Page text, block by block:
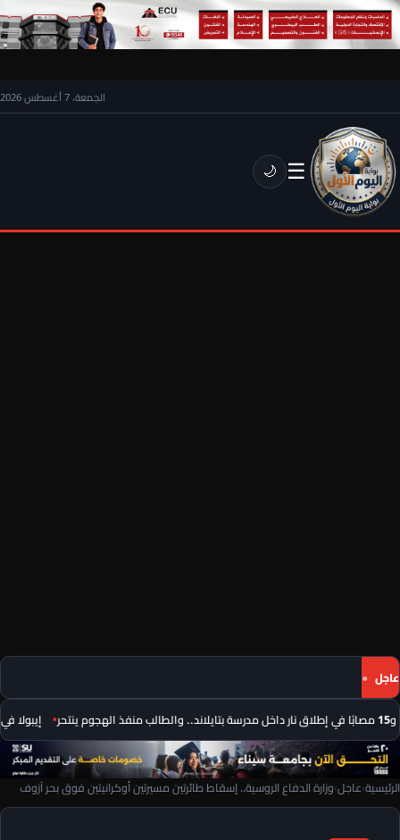
الجمعة، 7 أغسطس 2026
☰
🌙
عاجل
إيبولا في
الرئيسية›عاجل›وزارة الدفاع الروسية.. إسقاط طائرتين مسيرتين أوكرانيتين فوق بحر آزوف